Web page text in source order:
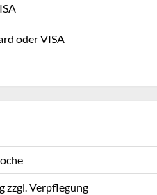
oder VISA
zzgl. Verpflegung